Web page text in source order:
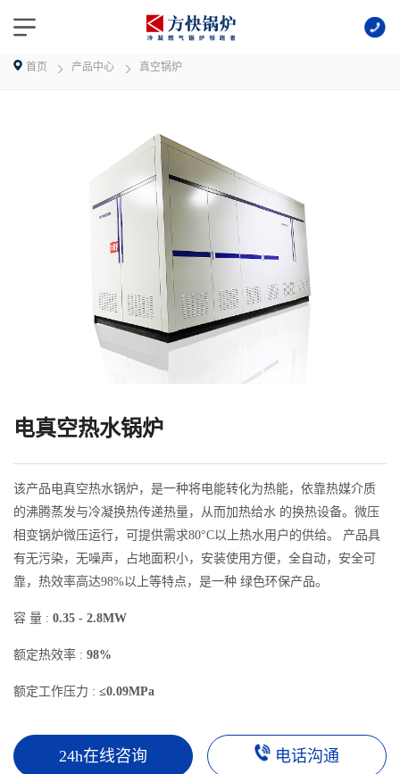
首页 产品中心 真空锅炉
电真空热水锅炉
该产品电真空热水锅炉，是一种将电能转化为热能，依靠热媒介质
的沸腾蒸发与冷凝换热传递热量，从而加热给水 的换热设备。微压
相变锅炉微压运行，可提供需求80°C以上热水用户的供给。 产品具
有无污染，无噪声，占地面积小，安装使用方便，全自动，安全可
靠，热效率高达98%以上等特点，是一种 绿色环保产品。
容 量 : 0.35 - 2.8MW
额定热效率 : 98%
额定工作压力 : ≤0.09MPa
24h在线咨询 电话沟通